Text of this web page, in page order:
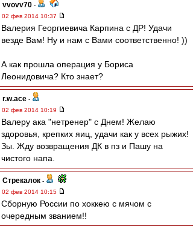
vvovv70 -
02 фев 2014 10:37
Валерия Георгиевича Карпина с ДР! Удачи
везде Вам! Ну и нам с Вами соответственно! ))
А как прошла операция у Бориса
Леонидовича? Кто знает?
r.w.ace -
02 фев 2014 10:19
Валеру ака "нетренер" с Днем! Желаю
здоровья, крепких яиц, удачи как у всех рыжих!
Зы. Жду возвращения ДК в пз и Пашу на
чистого напа.
Стрекалок -
02 фев 2014 10:15
Сборную России по хоккею с мячом с
очередным званием!!